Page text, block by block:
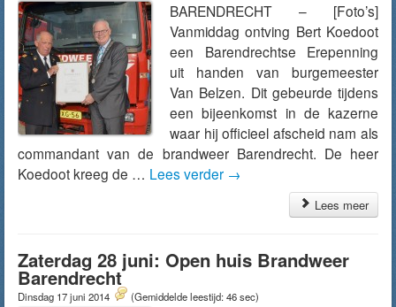
BARENDRECHT – [Foto’s]
Vanmiddag ontving Bert Koedoot
een Barendrechtse Erepenning
uit handen van burgemeester
Van Belzen. Dit gebeurde tijdens
een bijeenkomst in de kazerne
waar hij officieel afscheid nam als
commandant van de brandweer Barendrecht. De heer
Koedoot kreeg de … Lees verder →
Lees meer
Zaterdag 28 juni: Open huis Brandweer
Barendrecht
Dinsdag 17 juni 2014 (Gemiddelde leestijd: 46 sec)